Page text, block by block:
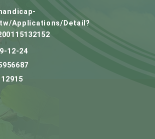
Applications/Detail?
12-24
12915